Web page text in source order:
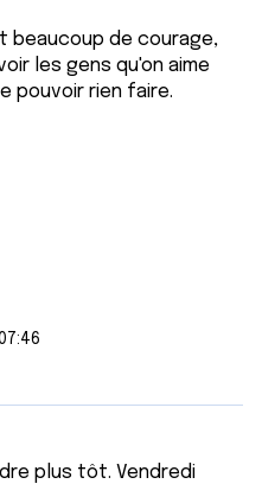
beaucoup de courage,
les gens qu'on aime
pouvoir rien faire.
plus tôt. Vendredi